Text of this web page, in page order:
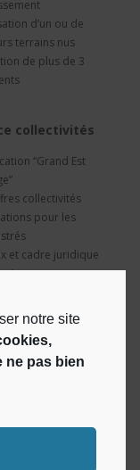
notre site
ne pas bien
d’un ou de
terrains nus
de plus de 3
collectivités
“Grand Est
collectivités
pour les
et cadre juridique
sociaux